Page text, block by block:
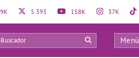
5.393 158K 37K
Menú